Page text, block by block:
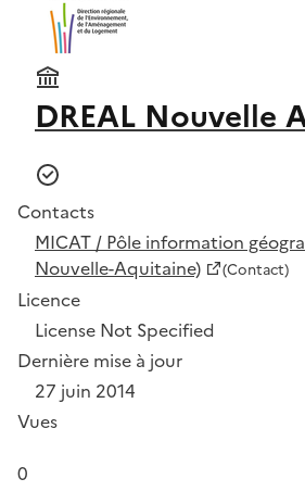
DREAL Nouvelle
Contacts
MICAT / Pôle information
Nouvelle-Aquitaine)
(Contact)
Licence
License Not Specified
Dernière mise à jour
27 juin 2014
Vues
0